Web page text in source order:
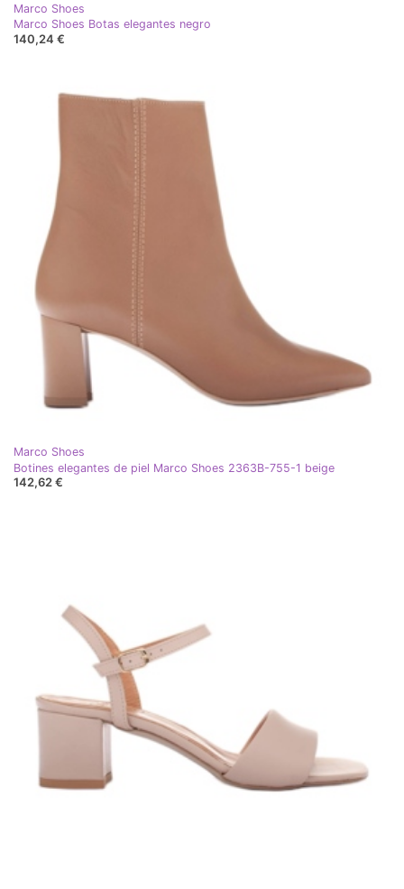
Marco Shoes
Marco Shoes Botas elegantes negro
140,24 €
Marco Shoes
Botines elegantes de piel Marco Shoes 2363B-755-1 beige
142,62 €